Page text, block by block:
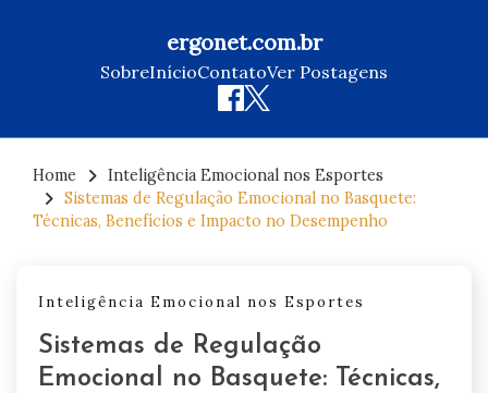
ergonet.com.br
SobreInícioContatoVer Postagens
content
Home
Inteligência Emocional nos Esportes
Sistemas de Regulação Emocional no Basquete:
Técnicas, Benefícios e Impacto no Desempenho
Inteligência Emocional nos Esportes
Sistemas de Regulação
Emocional no Basquete: Técnicas,